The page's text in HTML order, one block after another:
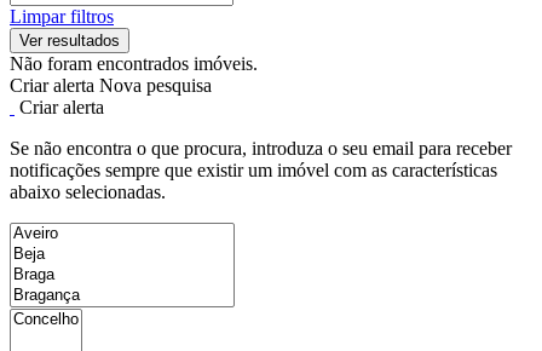
Limpar filtros
Não foram encontrados imóveis.
Criar alerta Nova pesquisa
Criar alerta
Se não encontra o que procura, introduza o seu email para receber
notificações sempre que existir um imóvel com as características
abaixo selecionadas.